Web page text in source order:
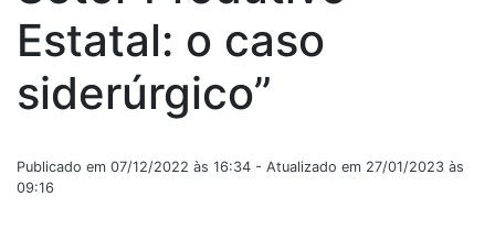
Estatal: o caso
siderúrgico”
Publicado em 07/12/2022 às 16:34 - Atualizado em 27/01/2023 às
09:16